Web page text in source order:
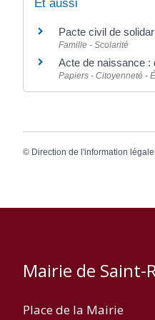
Et aussi
Pacte civil de
Famille - Scolarité
Acte de naissance :
Papiers - Citoyenneté -
© Direction de l'information
Mairie de Saint-
Place de la Mairie